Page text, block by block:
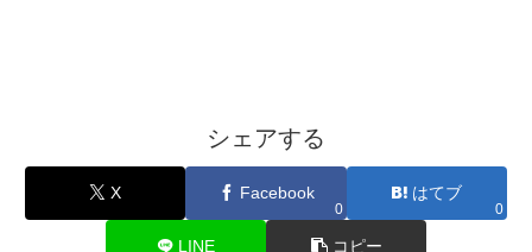
シェアする
X Facebook
0
はてブ
0
LINE コピー